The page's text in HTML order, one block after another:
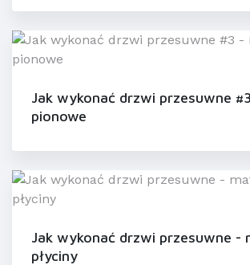
Jak wykonać drzwi przesuwne
pionowe
Jak wykonać drzwi przesuwne -
płyciny